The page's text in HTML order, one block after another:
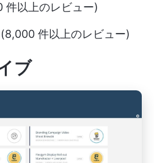
以上のレビュー)
件以上のレビュー)
ブ